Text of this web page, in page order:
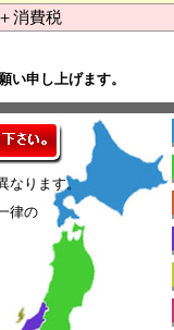
消費税
申し上げます。
なります。
律の